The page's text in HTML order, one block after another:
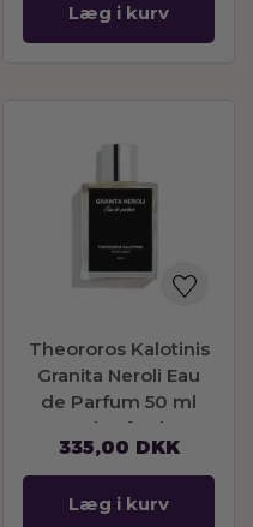
Læg i kurv
Theororos Kalotinis
Granita Neroli Eau
de Parfum 50 ml
Sendes fredag
335,00 DKK
Læg i kurv